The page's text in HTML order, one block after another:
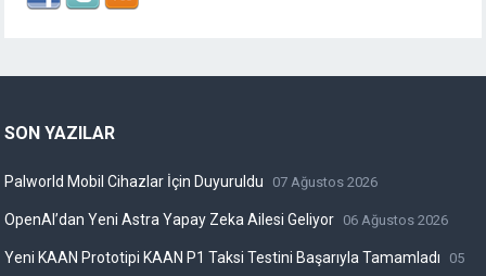
SON YAZILAR
Palworld Mobil Cihazlar İçin Duyuruldu 07 Ağustos 2026
OpenAI’dan Yeni Astra Yapay Zeka Ailesi Geliyor 06 Ağustos 2026
Yeni KAAN Prototipi KAAN P1 Taksi Testini Başarıyla Tamamladı
05